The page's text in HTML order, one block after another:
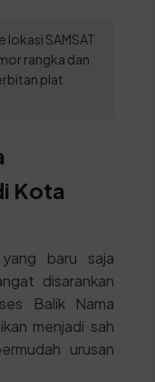
lokasi SAMSAT
rangka dan
plat
Kota
baru saja
disarankan
Balik Nama
menjadi sah
urusan